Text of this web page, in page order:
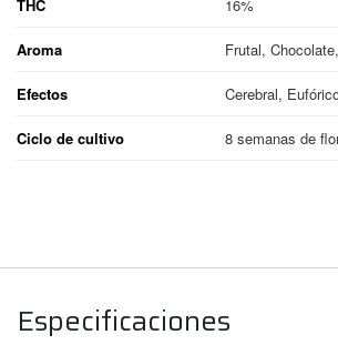
THC 16%
Aroma Frutal,
Efectos Cerebral,
Ciclo de cultivo 8 semanas de
Especificaciones